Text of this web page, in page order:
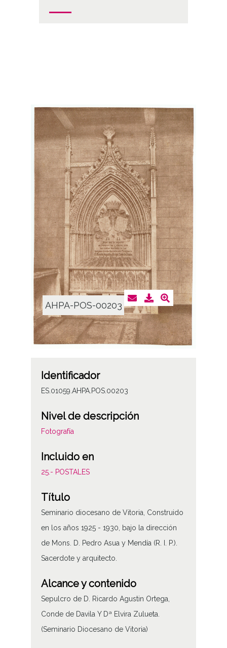
AHPA-POS-00203
Identificador
ES.01059.AHPA.POS.00203
Nivel de descripción
Fotografía
Incluido en
25.- POSTALES
Título
Seminario diocesano de Vitoria, Construido
en los años 1925 - 1930, bajo la dirección
de Mons. D. Pedro Asua y Mendía (R. I. P.).
Sacerdote y arquitecto.
Alcance y contenido
Sepulcro de D. Ricardo Agustin Ortega,
Conde de Davila Y Dª Elvira Zulueta.
(Seminario Diocesano de Vitoria)